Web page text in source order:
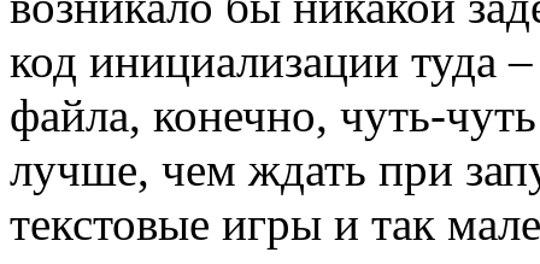
код инициализации туда
файла, конечно, чуть-
лучше, чем ждать при
текстовые игры и так